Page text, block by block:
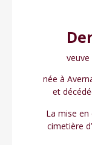
veuve
née à
et
La mise en
cimetière